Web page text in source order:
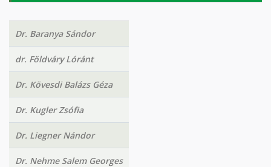
Dr. Baranya Sándor
dr. Földváry Lóránt
Dr. Kövesdi Balázs Géza
Dr. Kugler Zsófia
Dr. Liegner Nándor
Dr. Nehme Salem Georges